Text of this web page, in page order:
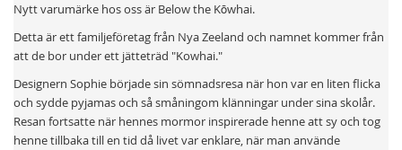
Nytt varumärke hos oss är Below the Kōwhai.
Detta är ett familjeföretag från Nya Zeeland och namnet kommer från
att de bor under ett jätteträd "Kowhai."
Designern Sophie började sin sömnadsresa när hon var en liten flicka
och sydde pyjamas och så småningom klänningar under sina skolår.
Resan fortsatte när hennes mormor inspirerade henne att sy och tog
henne tillbaka till en tid då livet var enklare, när man använde